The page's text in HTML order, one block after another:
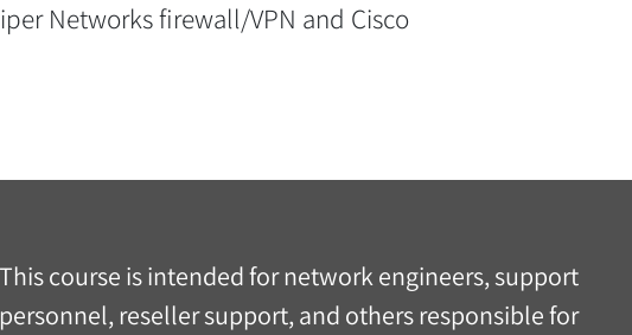
Networks firewall/VPN and Cisco
This course is intended for network engineers, support
personnel, reseller support, and others responsible for